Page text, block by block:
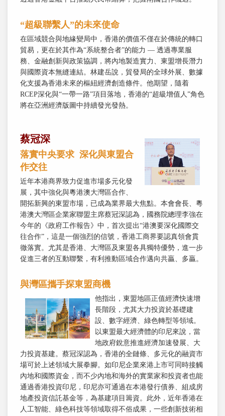
“超級聯繫人”的未來使命
在區域競合與地緣變局中，香港的價值不僅在於傳統的轉口
貿易，更在於其作為“系統整合者”的能力 — 透過專業服
務、金融創新與政策協調，將內地製造實力、東盟增長潛力
與國際資本無縫連結。林建岳說，貿發局的全球外展、數據
化支援為香港未來的樞紐經濟創造條件。他期望，隨着
RCEP深化與“一帶一路”項目落地，香港的“超級增值人”角色
將在亞洲經濟版圖中持續發光發熱。
蔡冠深
落實中央要求 深化與東盟合
作交往
近年本港商界致力促進市場多元化發
展，其中強化與粵港澳大灣區合作、
開拓新興的東盟市場，已成為業界最大焦點。本會會長、粵
港澳大灣區企業家聯盟主席蔡冠深認為，國務院總理李強在
今年的《政府工作報告》中，首次提出“港澳要深化國際交
往合作”，這是一個強烈的信號，香港工商界要認真領會貫
徹落實。尤其是香港、大灣區及東盟各具獨特優勢，進一步
促進三者的互動聯繫，有利推動區域合作邁向共贏、多贏。
與灣區攜手探東盟商機
他指出，東盟地區正值經濟快速增
長階段，尤其大力投資於基礎建
設、數字經濟、綠色轉型等領域。
以東盟最大經濟體的印尼來說，當
地政府銳意推進經濟加速發展、大
力投資基建。蔡冠深認為，香港的全鏈條、多元化的融資市
場可於上述領域大展拳腳。如印尼企業來港上市可同時接觸
內地和國際資金，而不少內地和海外的實業家和投資者也能
通過香港投資印尼，印尼亦可通過在本港發行債券、組成房
地產投資信託基金等，為基建項目籌資。此外，近年香港在
人工智能、綠色科技等領域取得不俗成果，一些創新技術相